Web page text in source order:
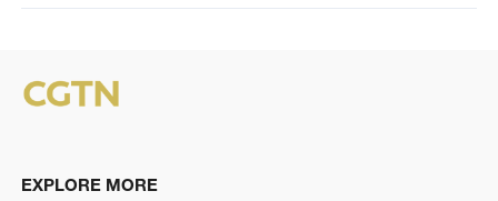
EXPLORE MORE